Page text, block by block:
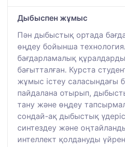
Дыбыспен жұмыс
Пән дыбыстық ортада
өңдеу бойынша
бағдарламалық
бағытталған. Курста
жұмыс істеу саласындағы
пайдалана отырып,
тану және өңдеу
сондай-ақ дыбыстық
синтездеу және
интеллект қолдануды